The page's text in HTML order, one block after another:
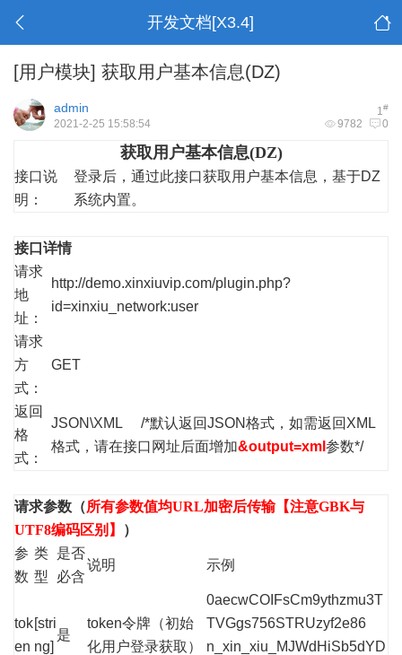
开发文档[X3.4]
[用户模块] 获取用户基本信息(DZ)
1#
admin
9782 0
2021-2-25 15:58:54
获取用户基本信息(DZ)
接口说
明：
登录后，通过此接口获取用户基本信息，基于DZ
系统内置。
接口详情
请求
地
址：
http://demo.xinxiuvip.com/plugin.php?
id=xinxiu_network:user
请求
方
式：
GET
返回
格
式：
JSON\XML /*默认返回JSON格式，如需返回XML
格式，请在接口网址后面增加&output=xml 参数*/
请求参数（所有参数值均URL加密后传输【注意GBK与
UTF8编码区别】
）
参
数
类
型
是否
必含
说明 示例
tok
en
[stri
ng]
是
token令牌（初始
化用户登录获取）
0aecwCOIFsCm9ythzmu3T
TVGgs756STRUzyf2e86
n_xin_xiu_MJWdHiSb5dYD